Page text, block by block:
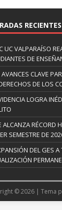
RECIENTES
UC VALPARAÍSO
DE
AVANCES CLAVE
DE LOS
LOGRA
ALCANZA RÉCORD
SEMESTRE DE
DEL GES
© 2026 | Tema